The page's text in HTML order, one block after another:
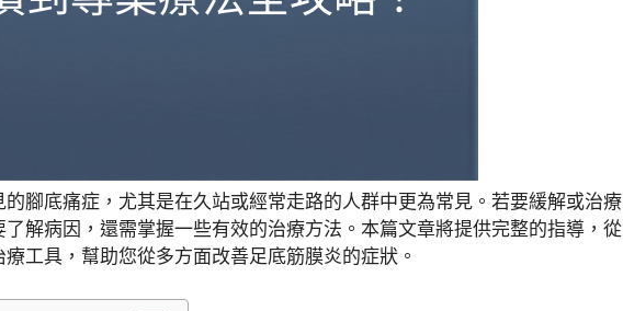
腳底痛症，尤其是在久站或經常走路的人群中更為常見。若要緩解或治療
解病因，還需掌握一些有效的治療方法。本篇文章將提供完整的指導，從
工具，幫助您從多方面改善足底筋膜炎的症狀。